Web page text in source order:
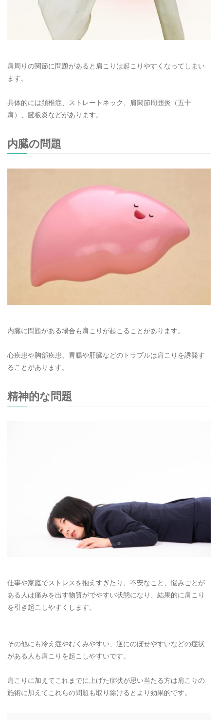
肩周りの関節に問題があると肩こりは起こりやすくなってしまい
ます。
具体的には頚椎症、ストレートネック、肩関節周囲炎（五十
肩）、腱板炎などがあります。
内臓の問題
内臓に問題がある場合も肩こりが起こることがあります。
心疾患や胸部疾患、胃腸や肝臓などのトラブルは肩こりを誘発す
ることがあります。
精神的な問題
仕事や家庭でストレスを抱えすぎたり、不安なこと、悩みごとが
ある人は痛みを出す物質がでやすい状態になり、結果的に肩こり
を引き起こしやすくします。
その他にも冷え症やむくみやすい、逆にのぼせやすいなどの症状
がある人も肩こりを起こしやすいです。
肩こりに加えてこれまでに上げた症状が思い当たる方は肩こりの
施術に加えてこれらの問題も取り除けるとより効果的です。